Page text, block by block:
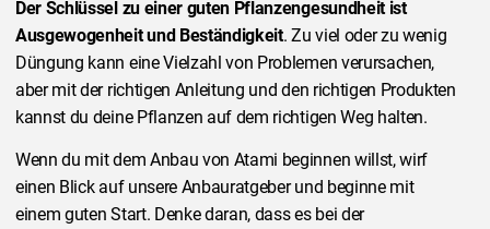
Der Schlüssel zu einer guten Pflanzengesundheit ist
Ausgewogenheit und Beständigkeit. Zu viel oder zu wenig
Düngung kann eine Vielzahl von Problemen verursachen,
aber mit der richtigen Anleitung und den richtigen Produkten
kannst du deine Pflanzen auf dem richtigen Weg halten.
Wenn du mit dem Anbau von Atami beginnen willst, wirf
einen Blick auf unsere Anbauratgeber und beginne mit
einem guten Start. Denke daran, dass es bei der